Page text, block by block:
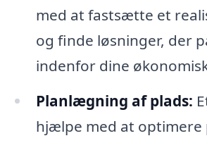
med at fastsætte et
og finde løsninger, der
indenfor dine
Planlægning af plads:
hjælpe med at optimere